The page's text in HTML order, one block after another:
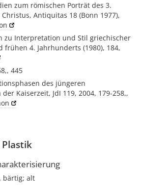
zum römischen Porträt des 3.
Antiquitas 18 (Bonn 1977),
zu Interpretation und Stil griechischer
frühen 4. Jahrhunderts (1980), 184,
445
des jüngeren
Kaiserzeit, JdI 119, 2004, 179-258,,
bärtig; alt